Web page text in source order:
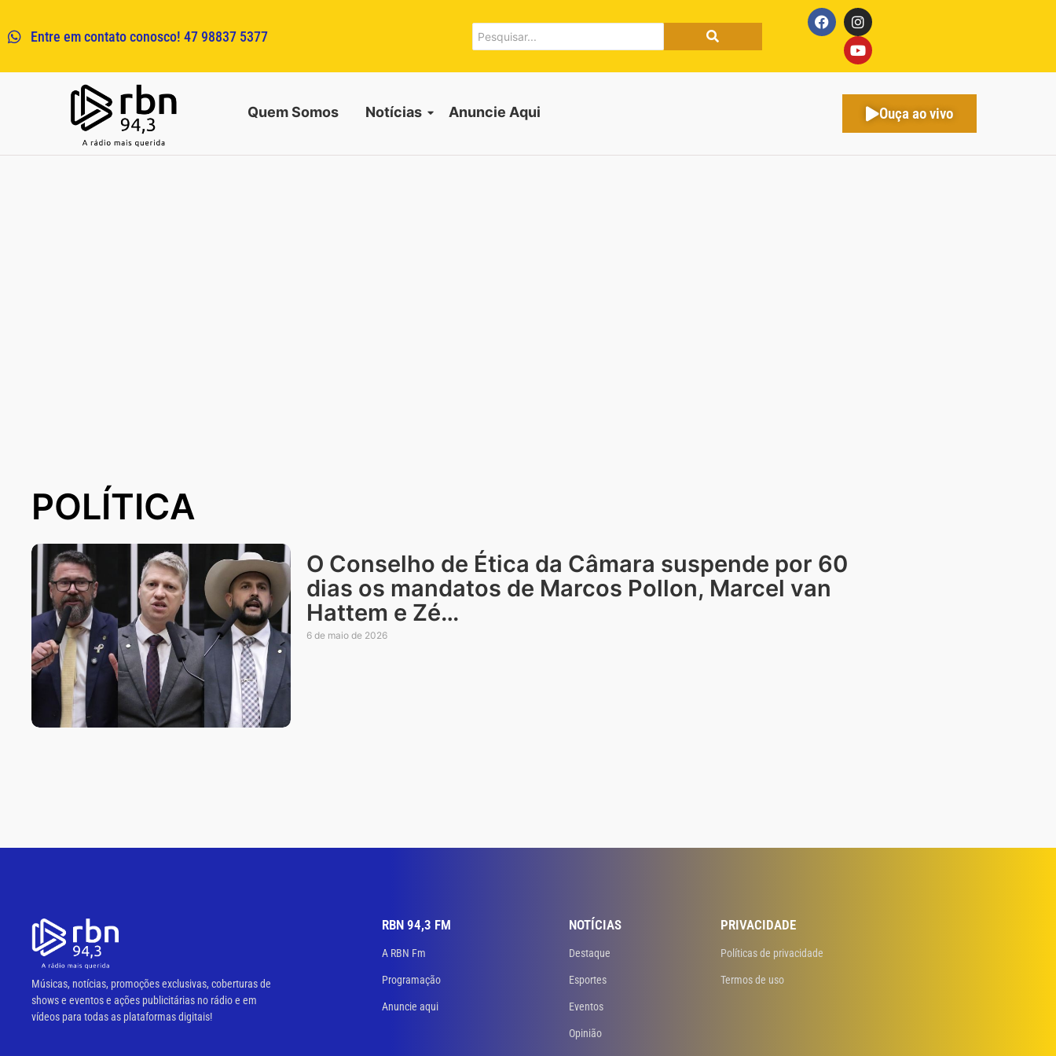
Entre em contato conosco! 47 98837 5377
Quem Somos Notícias Anuncie Aqui Ouça ao vivo
POLÍTICA
O Conselho de Ética da Câmara suspende por 60
dias os mandatos de Marcos Pollon, Marcel van
Hattem e Zé…
6 de maio de 2026
Músicas, notícias, promoções exclusivas, coberturas de
shows e eventos e ações publicitárias no rádio e em
vídeos para todas as plataformas digitais!
RBN 94,3 FM
A RBN Fm
Programação
Anuncie aqui
NOTÍCIAS
Destaque
Esportes
Eventos
Opinião
PRIVACIDADE
Políticas de privacidade
Termos de uso